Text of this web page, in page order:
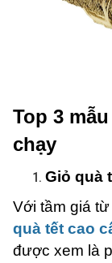
Top 3
chạy
Giỏ quà
Với tầm giá
quà tết cao
được xem là